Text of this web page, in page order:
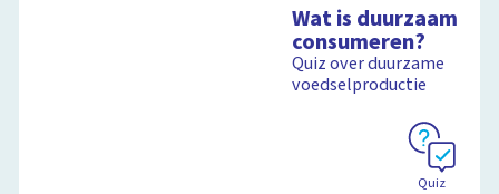
Wat is duurzaam
consumeren?
Quiz over duurzame
voedselproductie
Quiz